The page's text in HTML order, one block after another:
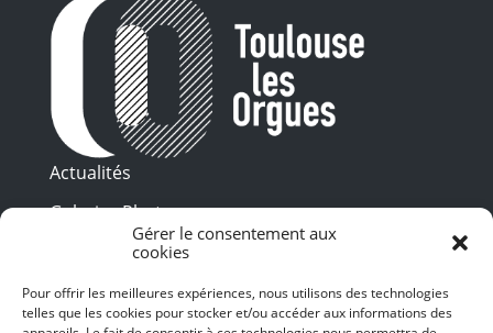
Gérer le consentement aux
cookies
Pour offrir les meilleures expériences, nous utilisons des technologies
telles que les cookies pour stocker et/ou accéder aux informations des
Actualités
Galeries Photos
Vidéothèque
Presse
Programme PDF
Billetterie